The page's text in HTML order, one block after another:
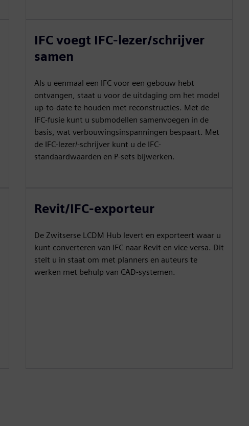
IFC voegt IFC-lezer/schrijver
samen
Als u eenmaal een IFC voor een gebouw hebt
ontvangen, staat u voor de uitdaging om het model
up-to-date te houden met reconstructies. Met de
IFC-fusie kunt u submodellen samenvoegen in de
basis, wat verbouwingsinspanningen bespaart. Met
de IFC-lezer/-schrijver kunt u de IFC-
standaardwaarden en P-sets bijwerken.
Revit/IFC-exporteur
De Zwitserse LCDM Hub levert en exporteert waar u
kunt converteren van IFC naar Revit en vice versa. Dit
stelt u in staat om met planners en auteurs te
werken met behulp van CAD-systemen.